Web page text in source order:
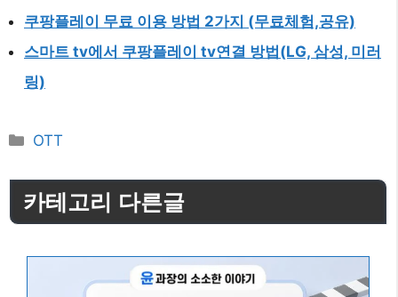
쿠팡플레이 무료 이용 방법 2가지 (무료체험,공유)
스마트 tv에서 쿠팡플레이 tv연결 방법(LG, 삼성, 미러
링)
카
고
리
OTT
카테고리 다른글